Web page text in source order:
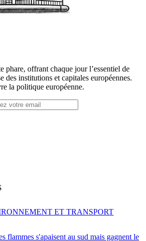
phare, offrant chaque jour l’essentiel de
des institutions et capitales européennes.
la politique européenne.
flammes s'apaisent au sud mais gagnent le
ET TRANSPORT